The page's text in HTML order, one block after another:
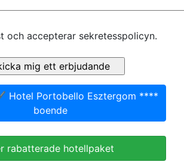
och accepterar sekretesspolicyn.
Hotel Portobello Esztergom ****
boende
rabatterade hotellpaket